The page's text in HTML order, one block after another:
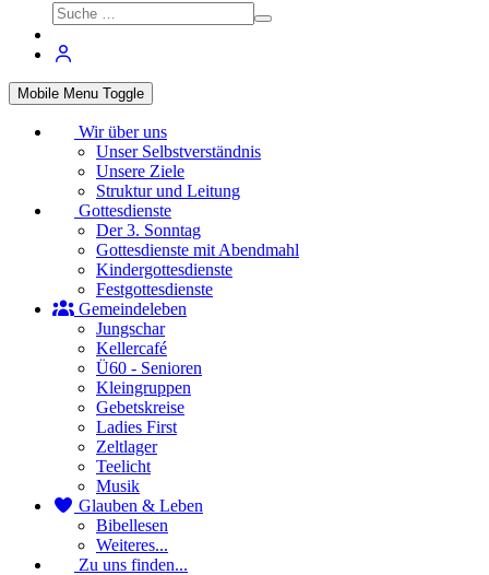
Mobile Menu Toggle
Wir über uns
Unser Selbstverständnis
Unsere Ziele
Struktur und Leitung
Gottesdienste
Der 3. Sonntag
Gottesdienste mit Abendmahl
Kindergottesdienste
Festgottesdienste
Gemeindeleben
Jungschar
Kellercafé
Ü60 - Senioren
Kleingruppen
Gebetskreise
Ladies First
Zeltlager
Teelicht
Musik
Glauben & Leben
Bibellesen
Weiteres...
Zu uns finden...